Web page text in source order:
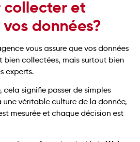
collecter et
données?
vous assure que vos données
bien collectées, mais surtout bien
experts.
cela signifie passer de simples
véritable culture de la donnée,
mesurée et chaque décision est